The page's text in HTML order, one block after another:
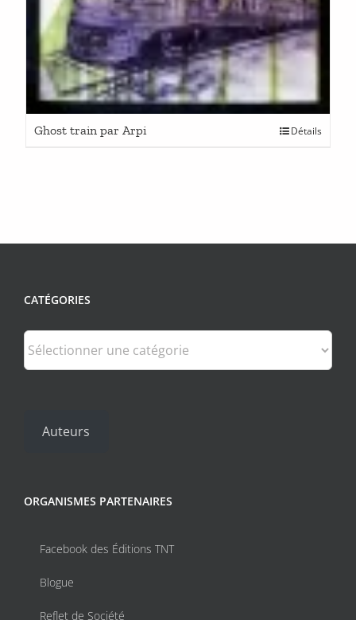
Ghost train par Arpi Détails
CATÉGORIES
Catégories
Auteurs
ORGANISMES PARTENAIRES
Facebook des Éditions TNT
Blogue
Reflet de Société